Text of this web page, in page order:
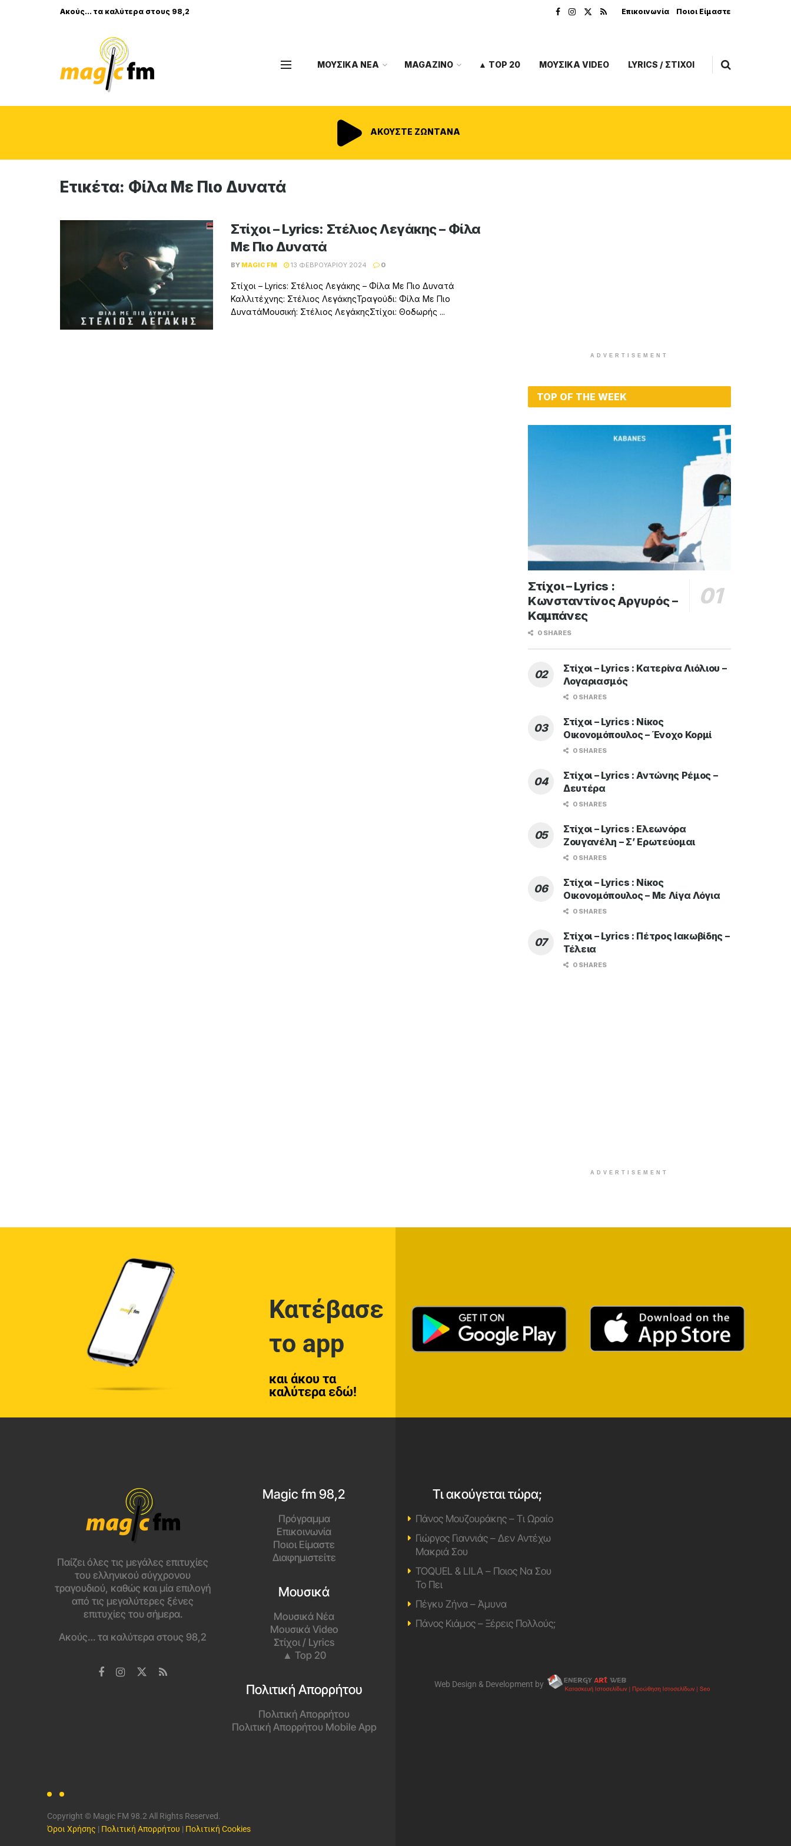
Ακούς... τα καλύτερα στους 98,2 Επικοινωνία Ποιοι Είμαστε
ΜΟΥΣΙΚΑ ΝΕΑ MAGAZINO ▲ TOP 20 ΜΟΥΣΙΚΑ VIDEO LYRICS / ΣΤΙΧΟΙ
ΑΚΟΥΣΤΕ ΖΩΝΤΑΝΑ
Ετικέτα: Φίλα Με Πιο Δυνατά
Στίχοι – Lyrics: Στέλιος Λεγάκης – Φίλα
Με Πιο Δυνατά
BY MAGIC FM 13 ΦΕΒΡΟΥΑΡΊΟΥ 2024 0
Στίχοι – Lyrics: Στέλιος Λεγάκης – Φίλα Με Πιο Δυνατά
Καλλιτέχνης: Στέλιος ΛεγάκηςΤραγούδι: Φίλα Με Πιο
ΔυνατάΜουσική: Στέλιος ΛεγάκηςΣτίχοι: Θοδωρής ...
ADVERTISEMENT
TOP OF THE WEEK
Στίχοι – Lyrics :
Κωνσταντίνος Αργυρός –
Καμπάνες
0 SHARES
Στίχοι – Lyrics : Κατερίνα Λιόλιου –
Λογαριασμός
0 SHARES
Στίχοι – Lyrics : Νίκος
Οικονομόπουλος – Ένοχο Κορμί
0 SHARES
Στίχοι – Lyrics : Αντώνης Ρέμος –
Δευτέρα
0 SHARES
Στίχοι – Lyrics : Ελεωνόρα
Ζουγανέλη – Σ’ Ερωτεύομαι
0 SHARES
Στίχοι – Lyrics : Νίκος
Οικονομόπουλος – Με Λίγα Λόγια
0 SHARES
Στίχοι – Lyrics : Πέτρος Ιακωβίδης –
Τέλεια
0 SHARES
ADVERTISEMENT
Κατέβασε
το app
και άκου τα
καλύτερα εδώ!
Παίζει όλες τις μεγάλες επιτυχίες
του ελληνικού σύγχρονου
τραγουδιού, καθώς και μία επιλογή
από τις μεγαλύτερες ξένες
επιτυχίες του σήμερα.
Ακούς… τα καλύτερα στους 98,2
Magic fm 98,2
Πρόγραμμα
Επικοινωνία
Ποιοι Είμαστε
Διαφημιστείτε
Μουσικά
Μουσικά Νέα
Μουσικά Video
Στίχοι / Lyrics
▲ Top 20
Πολιτική Απορρήτου
Πολιτική Απορρήτου
Πολιτική Απορρήτου Mobile App
Copyright © Magic FM 98.2 All Rights Reserved.
Όροι Χρήσης | Πολιτική Απορρήτου | Πολιτική Cookies
Τι ακούγεται τώρα;
Πάνος Μουζουράκης – Τι Ωραίο
Γιώργος Γιαννιάς – Δεν Αντέχω
Μακριά Σου
TOQUEL & LILA – Ποιος Να Σου
Το Πει
Πέγκυ Ζήνα – Άμυνα
Πάνος Κιάμος – Ξέρεις Πολλούς;
Web Design & Development by